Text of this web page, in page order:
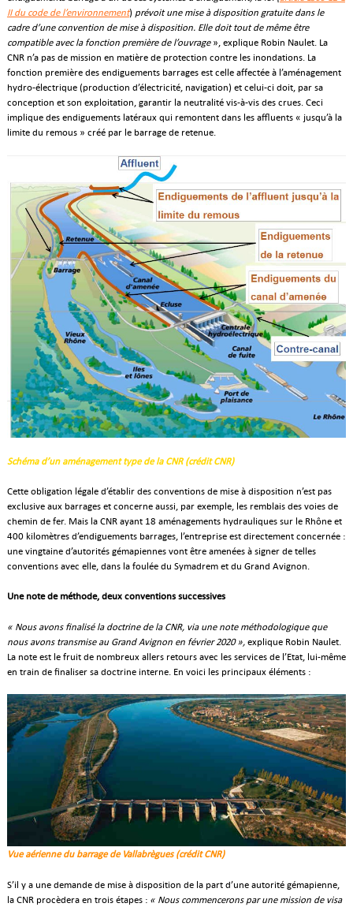
II du code de l’environnement) prévoit une mise à disposition gratuite dans le
cadre d’une convention de mise à disposition. Elle doit tout de même être
compatible avec la fonction première de l’ouvrage », explique Robin Naulet. La
CNR n’a pas de mission en matière de protection contre les inondations. La
fonction première des endiguements barrages est celle affectée à l’aménagement
hydro-électrique (production d’électricité, navigation) et celui-ci doit, par sa
conception et son exploitation, garantir la neutralité vis-à-vis des crues. Ceci
implique des endiguements latéraux qui remontent dans les affluents « jusqu’à la
limite du remous » créé par le barrage de retenue.
Schéma d’un aménagement type de la CNR (crédit CNR)
Cette obligation légale d’établir des conventions de mise à disposition n’est pas
exclusive aux barrages et concerne aussi, par exemple, les remblais des voies de
chemin de fer. Mais la CNR ayant 18 aménagements hydrauliques sur le Rhône et
400 kilomètres d’endiguements barrages, l’entreprise est directement concernée :
une vingtaine d’autorités gémapiennes vont être amenées à signer de telles
conventions avec elle, dans la foulée du Symadrem et du Grand Avignon.
Une note de méthode, deux conventions successives
« Nous avons finalisé la doctrine de la CNR, via une note méthodologique que
nous avons transmise au Grand Avignon en février 2020 », explique Robin Naulet.
La note est le fruit de nombreux allers retours avec les services de l’Etat, lui-même
en train de finaliser sa doctrine interne. En voici les principaux éléments :
Vue aérienne du barrage de Vallabrègues (crédit CNR)
S’il y a une demande de mise à disposition de la part d’une autorité gémapienne,
la CNR procèdera en trois étapes : « Nous commencerons par une mission de visa